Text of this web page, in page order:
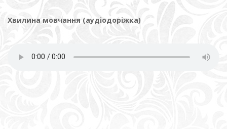
Хвилина мовчання (аудіодоріжка)